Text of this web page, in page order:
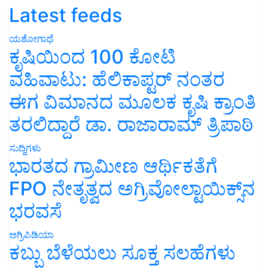
Latest feeds
ಯಶೋಗಾಥೆ
ಕೃಷಿಯಿಂದ 100 ಕೋಟಿ
ವಹಿವಾಟು: ಹೆಲಿಕಾಪ್ಟರ್ ನಂತರ
ಈಗ ವಿಮಾನದ ಮೂಲಕ ಕೃಷಿ ಕ್ರಾಂತಿ
ತರಲಿದ್ದಾರೆ ಡಾ. ರಾಜಾರಾಮ್ ತ್ರಿಪಾಠಿ
ಸುದ್ದಿಗಳು
ಭಾರತದ ಗ್ರಾಮೀಣ ಆರ್ಥಿಕತೆಗೆ
FPO ನೇತೃತ್ವದ ಅಗ್ರಿವೋಲ್ಟಾಯಿಕ್ಸ್‌ನ
ಭರವಸೆ
ಅಗ್ರಿಪಿಡಿಯಾ
ಕಬ್ಬು ಬೆಳೆಯಲು ಸೂಕ್ತ ಸಲಹೆಗಳು